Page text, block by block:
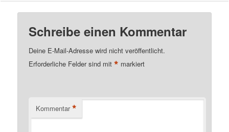
Schreibe einen Kommentar
Deine E-Mail-Adresse wird nicht veröffentlicht.
Erforderliche Felder sind mit* markiert
Kommentar *